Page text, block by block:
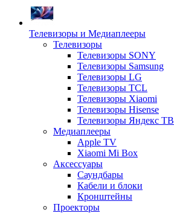
Телевизоры и Медиаплееры
Телевизоры
Телевизоры SONY
Телевизоры Samsung
Телевизоры LG
Телевизоры TCL
Телевизоры Xiaomi
Телевизоры Hisense
Телевизоры Яндекс ТВ
Медиаплееры
Apple TV
Xiaomi Mi Box
Аксессуары
Саундбары
Кабели и блоки
Кронштейны
Проекторы